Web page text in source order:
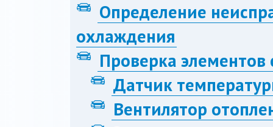
Определение
охлаждения
Проверка
Датчик
Вентилятор